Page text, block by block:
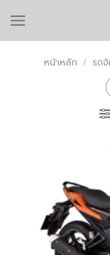
to
content
หน้าหลัก / รถ